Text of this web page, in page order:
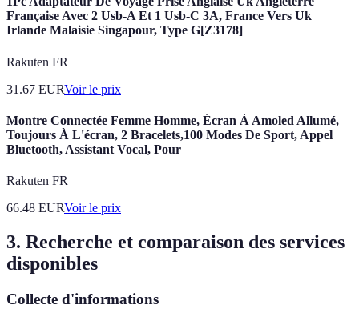
Française Avec 2 Usb-A Et 1 Usb-C 3A, France Vers Uk
Irlande Malaisie Singapour, Type G[Z3178]
Rakuten FR
31.67 EURVoir le prix
Montre Connectée Femme Homme, Écran À Amoled Allumé,
Toujours À L'écran, 2 Bracelets,100 Modes De Sport, Appel
Bluetooth, Assistant Vocal, Pour
Rakuten FR
66.48 EURVoir le prix
3. Recherche et comparaison des services
disponibles
Collecte d'informations